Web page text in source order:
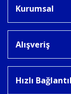
Kurumsal
Alışveriş
Hızlı